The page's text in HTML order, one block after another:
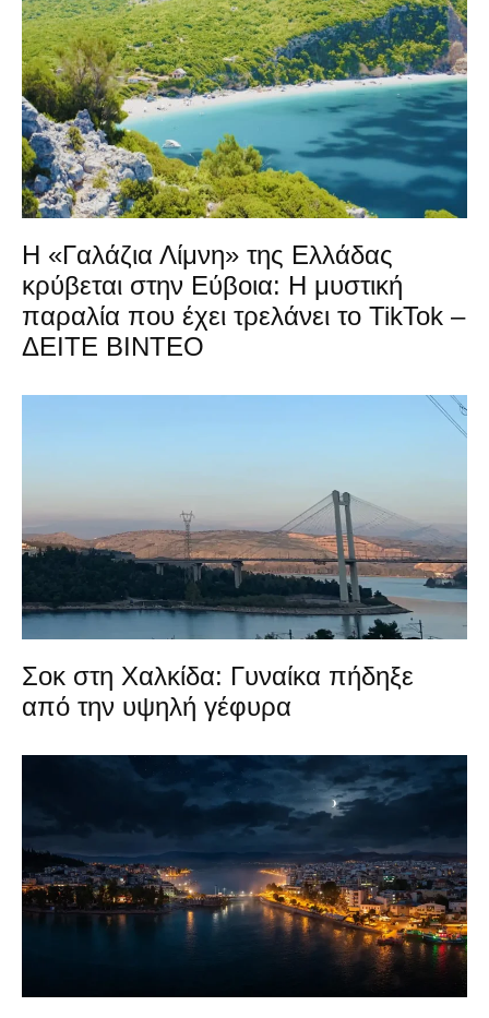
Η «Γαλάζια Λίμνη» της Ελλάδας
κρύβεται στην Εύβοια: Η μυστική
παραλία που έχει τρελάνει το TikTok –
ΔΕΙΤΕ ΒΙΝΤΕΟ
Σοκ στη Χαλκίδα: Γυναίκα πήδηξε
από την υψηλή γέφυρα